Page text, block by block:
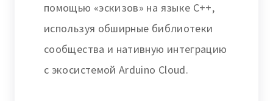
помощью «эскизов» на языке C++,
используя обширные библиотеки
сообщества и нативную интеграцию
с экосистемой Arduino Cloud.